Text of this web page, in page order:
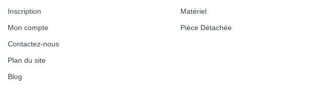
Inscription
Mon compte
Contactez-nous
Plan du site
Blog
Matériel
Pièce Détachée